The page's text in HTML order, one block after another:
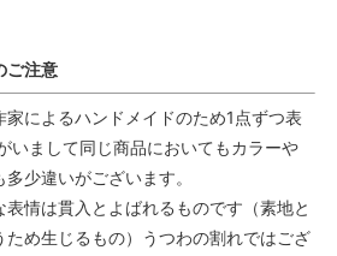
ご注意
家によるハンドメイドのため1点ずつ表
いまして同じ商品においてもカラーや
少違いがございます。
情は貫入とよばれるものです（素地と
め生じるもの）うつわの割れではござ